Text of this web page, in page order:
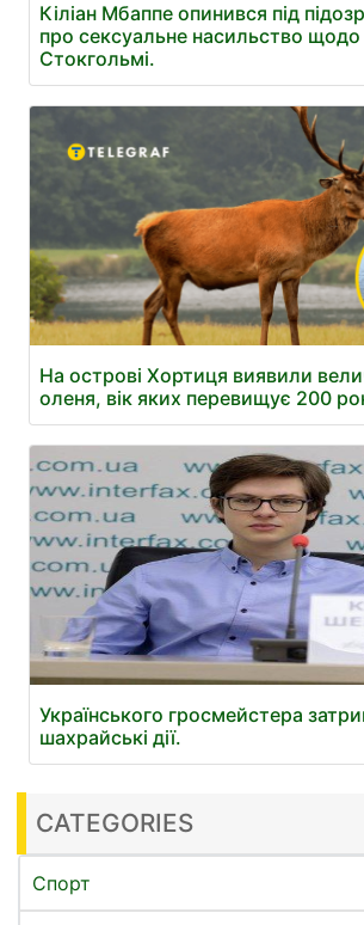
Кіліан Мбаппе опинився під
про сексуальне насильство щодо
Стокгольмі.
На острові Хортиця виявили
оленя, вік яких перевищує 200
Українського гросмейстера
шахрайські дії.
CATEGORIES
Спорт